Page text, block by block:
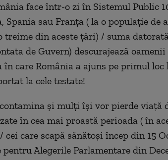
face într-o zi în Sistemul Public
Spania sau Franța ( la o populație de
treime din aceste țări) / suma
de Guvern) descurajează
în care România a ajuns pe primul
la cele testate!
și mulți își vor pierde viață
în cea mai proastă perioada ( în
cei care scapă sănătoși încep din 15
Alegerile Parlamentare din